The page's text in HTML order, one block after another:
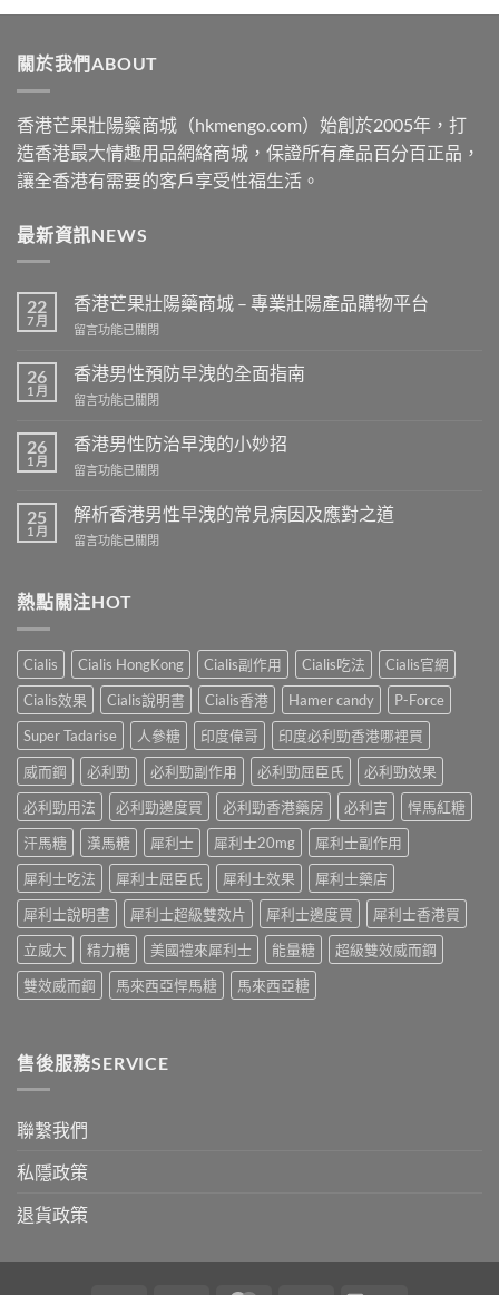
$489
關於我們ABOUT
香港芒果壯陽藥商城（hkmengo.com）始創於2005年，打
造香港最大情趣用品網絡商城，保證所有產品百分百正品，
讓全香港有需要的客戶享受性福生活。
最新資訊NEWS
22
7 月
香港芒果壯陽藥商城 – 專業壯陽產品購物平台
在
港
芒
果
陽
藥
商
–
專
陽
產
購
物
平
台〉
中
留言功能已關閉
26
1 月
香港男性預防早洩的全面指南
在
港
男
性
防
早
洩
面
中
留言功能已關閉
26
1 月
香港男性防治早洩的小妙招
在
港
男
性
早
小
妙
招〉
中
留言功能已關閉
25
1 月
解析香港男性早洩的常見病因及應對之道
在
香
港
性
早
洩
的
常
見
因
及
應
之
道〉
中
留言功能已關閉
熱點關注HOT
Cialis Cialis HongKong Cialis副作用 Cialis吃法
Cialis官網
Cialis效果
Cialis說明書 Cialis香港 Hamer candy
P-Force
Super Tadarise
人參糖 印度偉哥
印度必利勁香港哪裡買
威而鋼
必利勁 必利勁副作用 必利勁屈臣氏
必利勁效果
必利勁用法
必利勁邊度買 必利勁香港藥房 必利吉
悍馬紅糖
汗馬糖
漢馬糖 犀利士 犀利士20mg
犀利士副作用
犀利士吃法
犀利士屈臣氏 犀利士效果
犀利士藥店
犀利士說明書
犀利士超級雙效片 犀利士邊度買
犀利士香港買
立威大
精力糖 美國禮來犀利士 能量糖
超級雙效威而鋼
雙效威而鋼
馬來西亞悍馬糖 馬來西亞糖
售後服務SERVICE
聯繫我們
私隱政策
退貨政策